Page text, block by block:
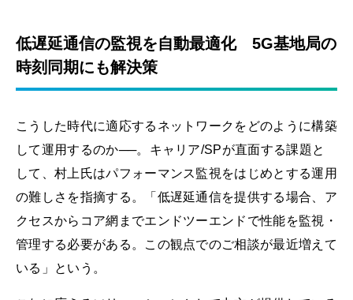
低遅延通信の監視を自動最適化 5G基地局の
時刻同期にも解決策
こうした時代に適応するネットワークをどのように構築
して運用するのか──。キャリア/SPが直面する課題と
して、村上氏はパフォーマンス監視をはじめとする運用
の難しさを指摘する。「低遅延通信を提供する場合、ア
クセスからコア網までエンドツーエンドで性能を監視・
管理する必要がある。この観点でのご相談が最近増えて
いる」という。